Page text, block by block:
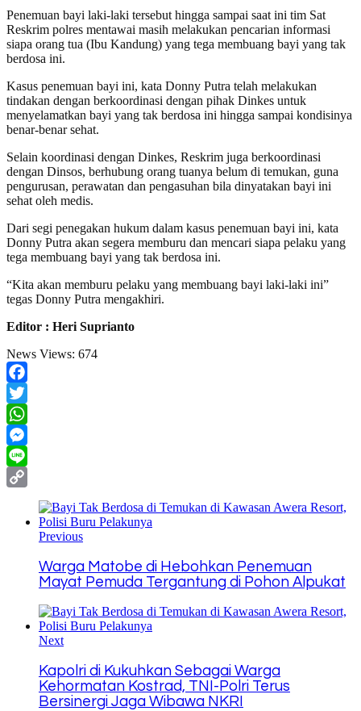
Penemuan bayi laki-laki tersebut hingga sampai saat ini tim Sat
Reskrim polres mentawai masih melakukan pencarian informasi
siapa orang tua (Ibu Kandung) yang tega membuang bayi yang tak
berdosa ini.
Kasus penemuan bayi ini, kata Donny Putra telah melakukan
tindakan dengan berkoordinasi dengan pihak Dinkes untuk
menyelamatkan bayi yang tak berdosa ini hingga sampai kondisinya
benar-benar sehat.
Selain koordinasi dengan Dinkes, Reskrim juga berkoordinasi
dengan Dinsos, berhubung orang tuanya belum di temukan, guna
pengurusan, perawatan dan pengasuhan bila dinyatakan bayi ini
sehat oleh medis.
Dari segi penegakan hukum dalam kasus penemuan bayi ini, kata
Donny Putra akan segera memburu dan mencari siapa pelaku yang
tega membuang bayi yang tak berdosa ini.
“Kita akan memburu pelaku yang membuang bayi laki-laki ini”
tegas Donny Putra mengakhiri.
Editor : Heri Suprianto
News Views: 674
Facebook
Twitter
WhatsApp
Messenger
Line
Link
Previous
Warga Matobe di Hebohkan Penemuan
Mayat Pemuda Tergantung di Pohon Alpukat
Next
Kapolri di Kukuhkan Sebagai Warga
Kehormatan Kostrad, TNI-Polri Terus
Bersinergi Jaga Wibawa NKRI